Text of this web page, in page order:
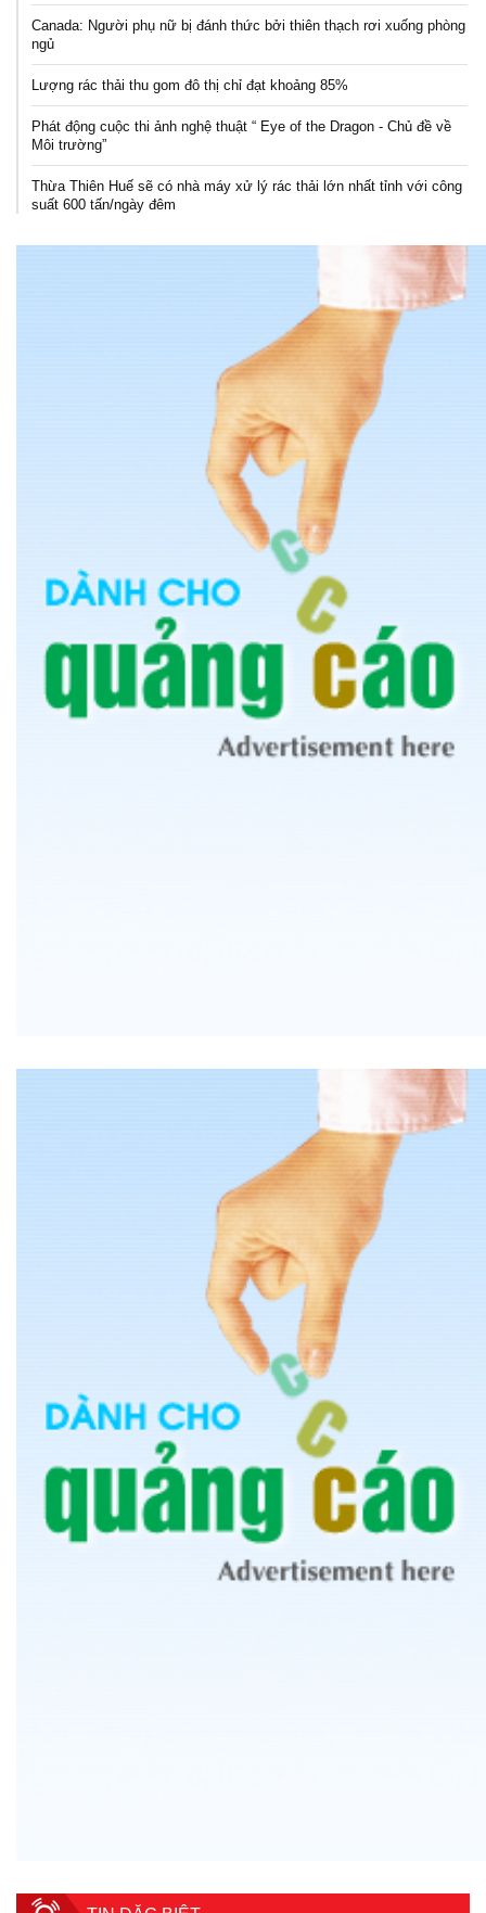
Canada: Người phụ nữ bị đánh thức bởi thiên thạch rơi xuống phòng
ngủ
Lượng rác thải thu gom đô thị chỉ đạt khoảng 85%
Phát động cuộc thi ảnh nghệ thuật “ Eye of the Dragon - Chủ đề về
Môi trường”
Thừa Thiên Huế sẽ có nhà máy xử lý rác thải lớn nhất tỉnh với công
suất 600 tấn/ngày đêm